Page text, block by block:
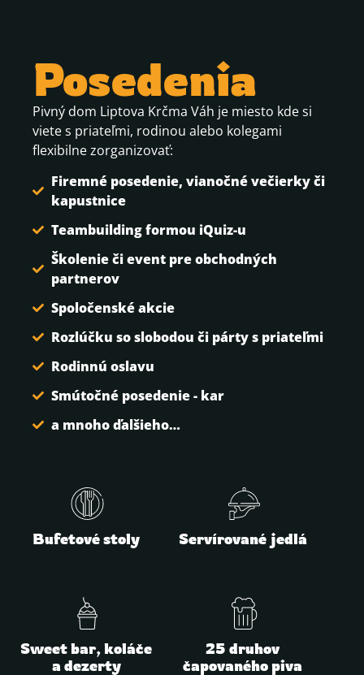
Posedenia
Pivný dom Liptova Krčma Váh je miesto kde si
viete s priateľmi, rodinou alebo kolegami
flexibilne zorganizovať:
Firemné posedenie, vianočné večierky či
kapustnice
Teambuilding formou iQuiz-u
Školenie či event pre obchodných
partnerov
Spoločenské akcie
Rozlúčku so slobodou či párty s priateľmi
Rodinnú oslavu
Smútočné posedenie - kar
a mnoho ďalšieho…
Bufetové stoly Servírované jedlá
Sweet bar, koláče
a dezerty
25 druhov
čapovaného piva